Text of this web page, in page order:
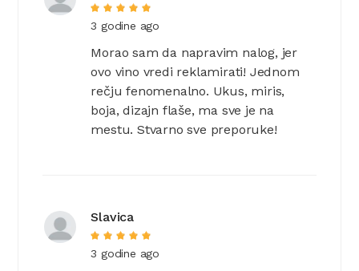
3 godine ago
Morao sam da napravim nalog, jer
ovo vino vredi reklamirati! Jednom
rečju fenomenalno. Ukus, miris,
boja, dizajn flaše, ma sve je na
mestu. Stvarno sve preporuke!
Slavica
3 godine ago